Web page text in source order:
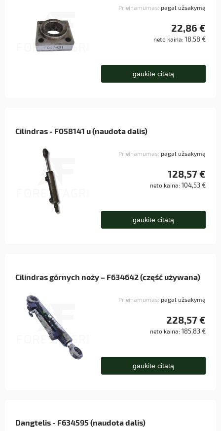
Prieinamumas: pagal užsakymą
22,86 €
neto kaina: 18,58 €
gaukite citatą
Cilindras - F058141 u (naudota dalis)
Prieinamumas: pagal užsakymą
128,57 €
neto kaina: 104,53 €
gaukite citatą
Cilindras górnych noży – F634642 (część używana)
Prieinamumas: pagal užsakymą
228,57 €
neto kaina: 185,83 €
gaukite citatą
Dangtelis - F634595 (naudota dalis)